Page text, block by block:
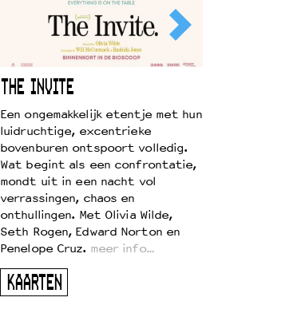
THE INVITE
Een ongemakkelijk etentje met hun
luidruchtige, excentrieke
bovenburen ontspoort volledig.
Wat begint als een confrontatie,
mondt uit in een nacht vol
verrassingen, chaos en
onthullingen. Met Olivia Wilde,
Seth Rogen, Edward Norton en
Penelope Cruz. meer info…
KAARTEN